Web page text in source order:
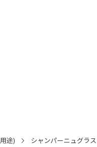
途) シャンパーニュグラス